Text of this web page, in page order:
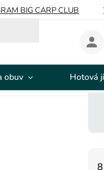
BIG CARP CLUB
obuv Hotová